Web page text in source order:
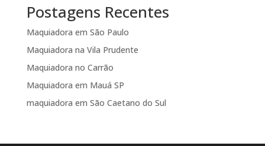
Postagens Recentes
Maquiadora em São Paulo
Maquiadora na Vila Prudente
Maquiadora no Carrão
Maquiadora em Mauá SP
maquiadora em São Caetano do Sul